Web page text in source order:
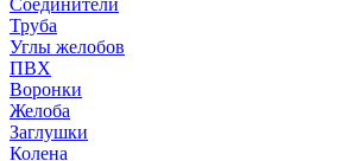
Соединители
Труба
Углы желобов
ПВХ
Воронки
Желоба
Заглушки
Колена